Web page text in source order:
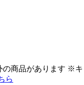
商品があります ※
ら